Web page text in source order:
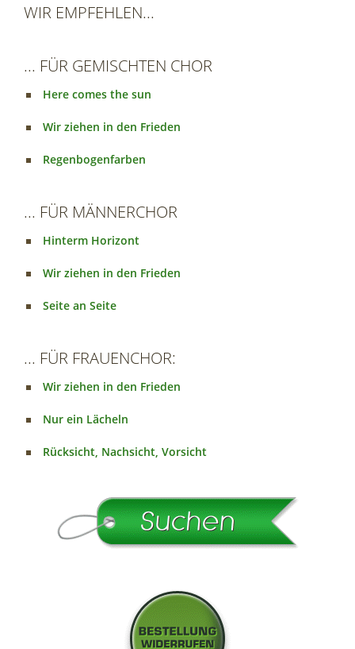
WIR EMPFEHLEN...
... FÜR GEMISCHTEN CHOR
Here comes the sun
Wir ziehen in den Frieden
Regenbogenfarben
... FÜR MÄNNERCHOR
Hinterm Horizont
Wir ziehen in den Frieden
Seite an Seite
... FÜR FRAUENCHOR:
Wir ziehen in den Frieden
Nur ein Lächeln
Rücksicht, Nachsicht, Vorsicht